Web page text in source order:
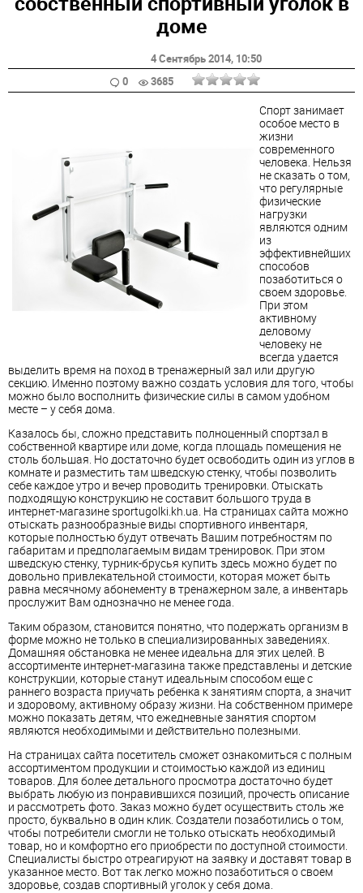
доме
4 Сентябрь 2014, 10:50
0
3685
Спорт занимает
особое место в
жизни
современного
человека. Нельзя
не сказать о том,
что регулярные
физические
нагрузки
являются одним
из
эффективнейших
способов
позаботиться о
своем здоровье.
При этом
активному
деловому
человеку не
всегда удается
выделить время на поход в тренажерный зал или другую
секцию. Именно поэтому важно создать условия для того, чтобы
можно было восполнить физические силы в самом удобном
месте – у себя дома.
Казалось бы, сложно представить полноценный спортзал в
собственной квартире или доме, когда площадь помещения не
столь большая. Но достаточно будет освободить один из углов в
комнате и разместить там шведскую стенку, чтобы позволить
себе каждое утро и вечер проводить тренировки. Отыскать
подходящую конструкцию не составит большого труда в
интернет-магазине sportugolki.kh.ua. На страницах сайта можно
отыскать разнообразные виды спортивного инвентаря,
которые полностью будут отвечать Вашим потребностям по
габаритам и предполагаемым видам тренировок. При этом
шведскую стенку, турник-брусья купить здесь можно будет по
довольно привлекательной стоимости, которая может быть
равна месячному абонементу в тренажерном зале, а инвентарь
прослужит Вам однозначно не менее года.
Таким образом, становится понятно, что подержать организм в
форме можно не только в специализированных заведениях.
Домашняя обстановка не менее идеальна для этих целей. В
ассортименте интернет-магазина также представлены и детские
конструкции, которые станут идеальным способом еще с
раннего возраста приучать ребенка к занятиям спорта, а значит
и здоровому, активному образу жизни. На собственном примере
можно показать детям, что ежедневные занятия спортом
являются необходимыми и действительно полезными.
На страницах сайта посетитель сможет ознакомиться с полным
ассортиментом продукции и стоимостью каждой из единиц
товаров. Для более детального просмотра достаточно будет
выбрать любую из понравившихся позиций, прочесть описание
и рассмотреть фото. Заказ можно будет осуществить столь же
просто, буквально в один клик. Создатели позаботились о том,
чтобы потребители смогли не только отыскать необходимый
товар, но и комфортно его приобрести по доступной стоимости.
Специалисты быстро отреагируют на заявку и доставят товар в
указанное место. Вот так легко можно позаботиться о своем
здоровье, создав спортивный уголок у себя дома.